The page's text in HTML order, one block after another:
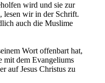
wird und sie zur
lesen wir in der Schrift.
auch die Muslime
Wort offenbart hat,
mit dem Evangeliums
auf Jesus Christus zu